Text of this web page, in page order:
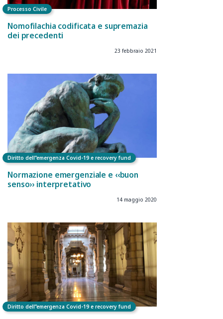
Processo Civile
Nomofilachia codificata e supremazia
dei precedenti
23 febbraio 2021
Diritto dell”emergenza Covid-19 e recovery fund
Normazione emergenziale e ‹‹buon
senso›› interpretativo
14 maggio 2020
Diritto dell”emergenza Covid-19 e recovery fund